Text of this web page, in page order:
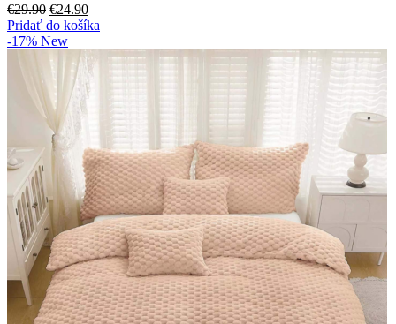
€29.90 Pôvodná
cena
bola:
€29.90.
€24.90Aktuálna
cena
€24.90.
Pridať do košíka
-17% New